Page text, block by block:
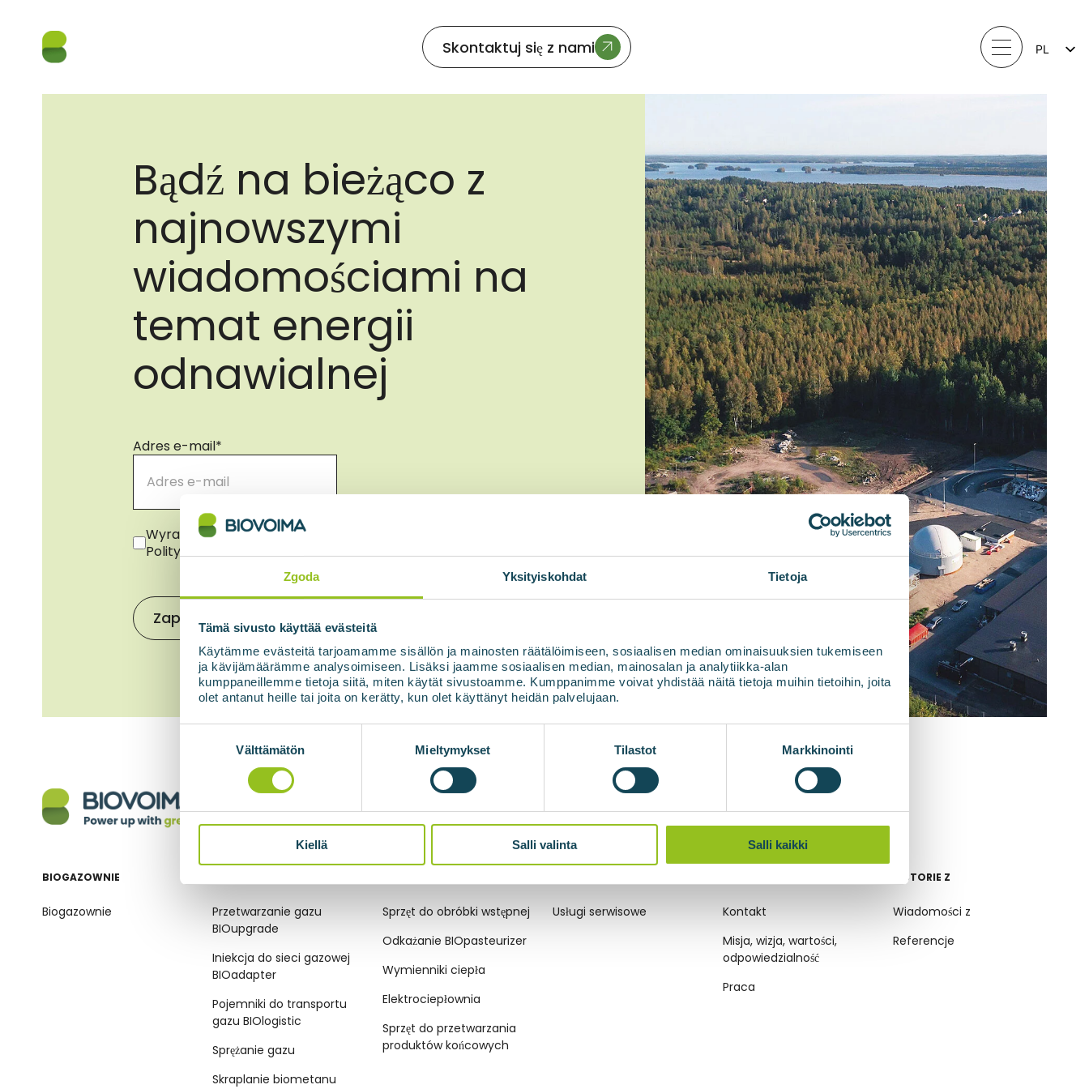
Zgoda Yksityiskohdat Tietoja
Tämä sivusto käyttää evästeitä
Käytämme evästeitä tarjoamamme sisällön ja mainosten räätälöimiseen, sosiaalisen median ominaisuuksien tukemiseen
ja kävijämäärämme analysoimiseen. Lisäksi jaamme sosiaalisen median, mainosalan ja analytiikka-alan
kumppaneillemme tietoja siitä, miten käytät sivustoamme. Kumppanimme voivat yhdistää näitä tietoja muihin tietoihin, joita
olet antanut heille tai joita on kerätty, kun olet käyttänyt heidän palvelujaan.
Välttämätön Mieltymykset Tilastot Markkinointi
Kiellä Salli valinta Salli kaikki
Skontaktuj się z nami
PL
Bądź na bieżąco z
najnowszymi
wiadomościami na
temat energii
odnawialnej
Adres e-mail*
Zgoda*
Wyrażam zgodę na wykorzystanie moich danych zgodnie z
Polityką prywatności.*
BIOGAZOWNIE
Biogazownie
Przetwarzanie gazu
BIOupgrade
Iniekcja do sieci gazowej
BIOadapter
Pojemniki do transportu
gazu BIOlogistic
Sprężanie gazu
Skraplanie biometanu
Sprzęt do obróbki wstępnej
Odkażanie BIOpasteurizer
Wymienniki ciepła
Elektrociepłownia
Sprzęt do przetwarzania
produktów końcowych
Usługi serwisowe
Kontakt
Misja, wizja, wartości,
odpowiedzialność
Praca
HISTORIE Z
Wiadomości z
Referencje